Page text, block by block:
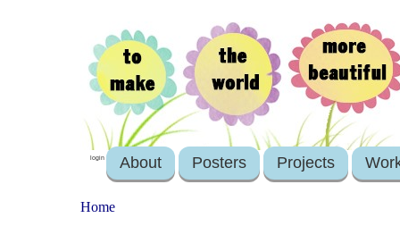
login About Posters Projects
Home